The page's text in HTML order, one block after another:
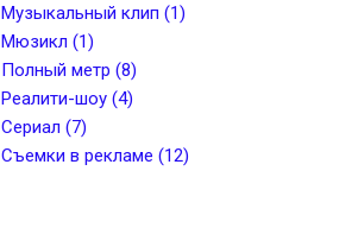
Музыкальный клип (1)
Мюзикл (1)
Полный метр (8)
Реалити-шоу (4)
Сериал (7)
Съемки в рекламе (12)